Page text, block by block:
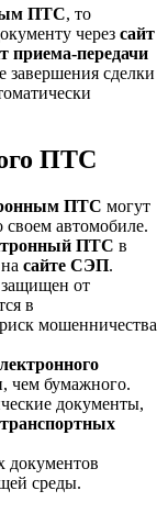
ПТС, то
через сайт
приема-передачи
завершения сделки
ПТС
ПТС могут
автомобиле.
ПТС в
сайте СЭП.
защищен от
в
мошенничества
чем бумажного.
документы,
транспортных
документов
среды.